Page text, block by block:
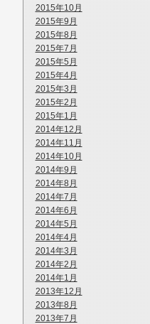
2015年10月
2015年9月
2015年8月
2015年7月
2015年5月
2015年4月
2015年3月
2015年2月
2015年1月
2014年12月
2014年11月
2014年10月
2014年9月
2014年8月
2014年7月
2014年6月
2014年5月
2014年4月
2014年3月
2014年2月
2014年1月
2013年12月
2013年8月
2013年7月